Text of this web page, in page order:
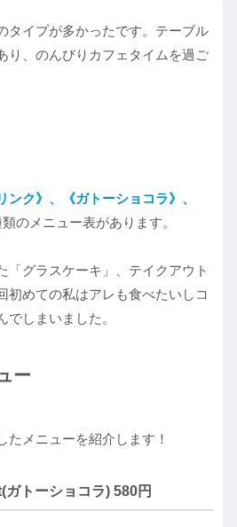
タイプが多かったです。テーブル
り、のんびりカフェタイムを過ご
ンク》、《ガトーショコラ》、
類のメニュー表があります。
「グラスケーキ」、テイクアウト
初めての私はアレも食べたいしコ
でしまいました。
ー
たメニューを紹介します！
トーショコラ) 580円